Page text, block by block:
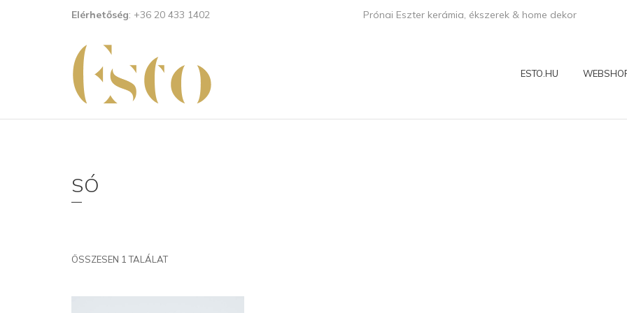
Elérhetőség: +36 20 433 1402 Prónai Eszter kerámia, ékszerek & home dekor
ESTO.HU
SÓ
ÖSSZESEN 1 TALÁLAT